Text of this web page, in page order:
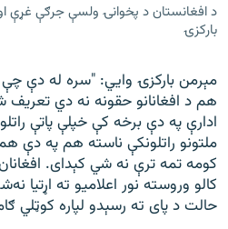
د افغانستان د پخوانۍ ولسې جرګې غړې
بارکزۍ
مېرمن بارکزۍ وايي: "سره له دې
هم د افغانانو حقونه نه دي تعریف
ادارې په دې برخه کې خپلې پاتې
ملتونو راتلونکې ناسته هم په
کومه تمه ترې نه شي کېدای.
کالو وروسته نور اعلامیو ته اړتیا
حالت د پای ته رسېدو لپاره کوټلي